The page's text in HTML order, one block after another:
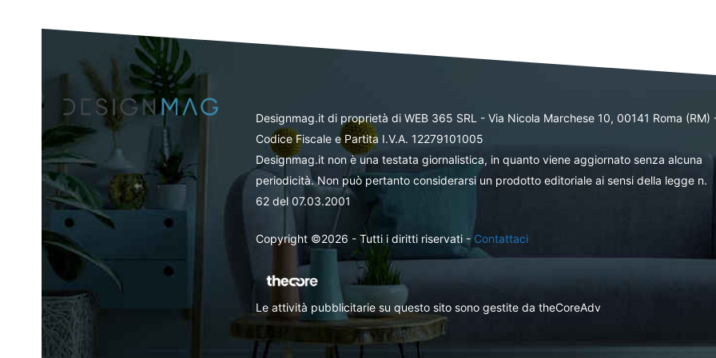
Designmag.it di proprietà di WEB 365 SRL - Via Nicola Marchese 10, 00141 Roma (RM)
Codice Fiscale e Partita I.V.A. 12279101005
Designmag.it non è una testata giornalistica, in quanto viene aggiornato senza alcuna
periodicità. Non può pertanto considerarsi un prodotto editoriale ai sensi della legge n.
62 del 07.03.2001
Copyright ©2026 - Tutti i diritti riservati -Contattaci
Le attività pubblicitarie su questo sito sono gestite da theCoreAdv